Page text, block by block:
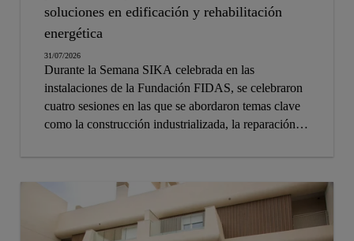
soluciones en edificación y rehabilitación
energética
31/07/2026
Durante la Semana SIKA celebrada en las
instalaciones de la Fundación FIDAS, se celebraron
cuatro sesiones en las que se abordaron temas clave
como la construcción industrializada, la reparación
SATE.
La compañía valora de forma muy positiva este
encuentro. La gran afluencia de público demuestra
“el interés del sector en conocer soluciones reales,